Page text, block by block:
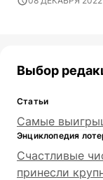
Выбор
Статьи
Самые
Энциклопедия
Счастливые
принесли